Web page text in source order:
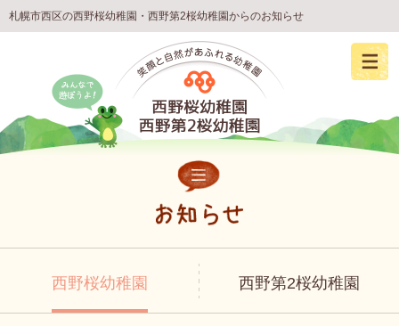
札幌市西区の西野桜幼稚園・西野第2桜幼稚園からのお知らせ
西野桜幼稚園 西野第2桜幼稚園